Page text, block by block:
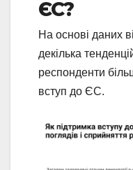
ЄС?
На основі даних
декілька
респонденти
вступ до ЄС.